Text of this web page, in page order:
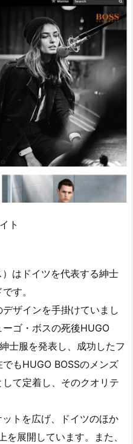
ト
はドイツを代表する紳士
す。
ザインを手掛けていまし
ゴ・ボスの死後HUGO
士服を発表し、成功したフ
もHUGO BOSSのメンズ
て定着し、そのクオリテ
トを広げ、ドイツのほか
展開しています。また、